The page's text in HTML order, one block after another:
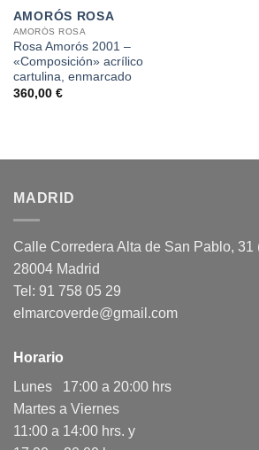
AMORÓS ROSA
AMORÓS ROSA
Rosa Amorós 2001 –
«Composición» acrílico
cartulina, enmarcado
360,00 €
MADRID
Calle Corredera Alta de San Pablo, 31
28004 Madrid
Tel: 91 758 05 29
elmarcoverde@gmail.com
Horario
Lunes 17:00 a 20:00 hrs
Martes a Viernes
11:00 a 14:00 hrs. y